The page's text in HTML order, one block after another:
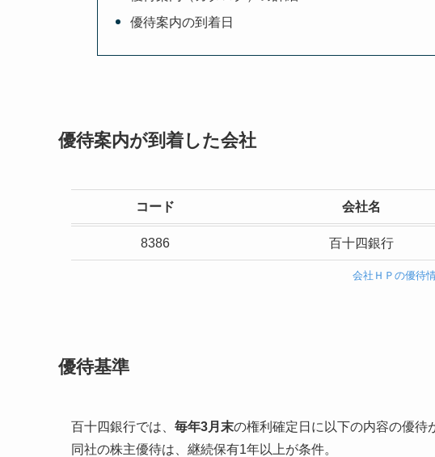
優待案内の到着日
優待案内が到着した会社
コード 会社名
8386 百十四銀行
会社ＨＰの優待
優待基準
百十四銀行では、 毎年3月末の権利確定日に以下の内容の優待
同社の株主優待は、継続保有1年以上が条件。